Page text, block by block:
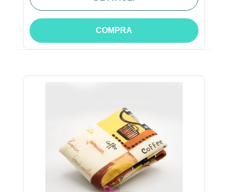
COMPRA